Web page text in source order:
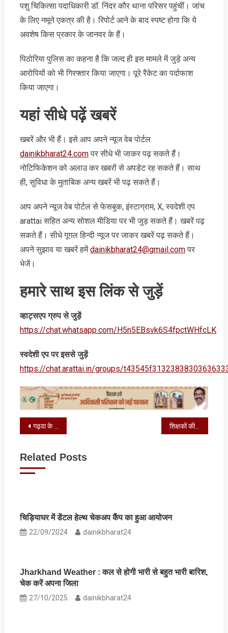
पशु चिकित्सा पदाधिकारी डॉ. निंदर कौर थाना परिसर पहुंचीं। जांच
के लिए नमूने एकत्र की है। रिपोर्ट आने के बाद स्पष्ट होगा कि ये
अवशेष किस प्रकार के जानवर के हैं।
पिठोरिया पुलिस का कहना है कि जल्द ही इस मामले में जुड़े अन्य
आरोपियों को भी गिरफ्तार किया जाएगा। पूरे रैकेट का पर्दाफाश
किया जाएगा।
यहां सीधे पढ़ें खबरें
खबरें और भी हैं। इसे आप अपने न्‍यूज वेब पोर्टल
dainikbharat24.comपर सीधे भी जाकर पढ़ सकते हैं।
नोटिफिकेशन को अलाउ कर खबरों से अपडेट रह सकते हैं। साथ
ही, सुविधा के मुताबिक अन्‍य खबरें भी पढ़ सकते हैं।
आप अपने न्‍यूज वेब पोर्टल से फेसबुक, इंस्‍टाग्राम, X, स्‍वदेशी एप
arattai सहित अन्‍य सोशल मीडिया पर भी जुड़ सकते हैं। खबरें पढ़
सकते हैं। सीधे गूगल हिन्‍दी न्‍यूज पर जाकर खबरें पढ़ सकते हैं।
अपने सुझाव या खबरें हमेंdainikbharat24@gmail.comपर
भेजें।
हमारे साथ इस लिंक से जुड़ें
व्‍हाट्सएप ग्रुप से जुड़ें
https://chat.whatsapp.com/H5n5EBsvk6S4fpctWHfcLK
स्‍वदेशी एप पर इससे जुड़ें
https://chat.arattai.in/groups/
Post
गढ़वा के बिशुनपुरा में चला बुलडोजर, मचा हड़कंप शिक्षकों की सेवा पुस्तिका अद्यतन रखने के निर्देश
Related Posts
चिड़ियाघर में डेंटल हेल्थ चेकअप कैंप का हुआ आयोजन
22/09/2024 dainikbharat24
Jharkhand Weather : कल से होगी भारी से बहुत भारी बारिश,
चेक करें अपना जिला
27/10/2025 dainikbharat24